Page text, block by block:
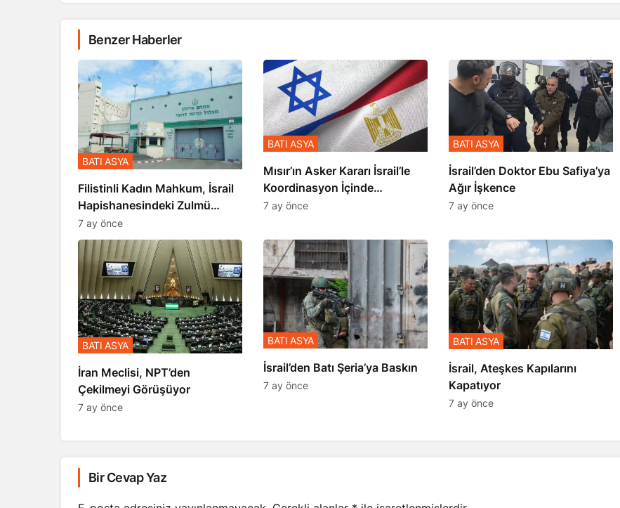
Benzer Haberler
Filistinli Kadın Mahkum, İsrail
Hapishanesindeki Zulmü
Anlattı
BATI ASYA
7 ay önce
Mısır’ın Asker Kararı İsrail’le
Koordinasyon İçinde
Gerçekleşmiş
BATI ASYA
7 ay önce
İsrail’den Doktor Ebu Safiya’ya
Ağır İşkence
BATI ASYA
7 ay önce
İran Meclisi, NPT’den
Çekilmeyi Görüşüyor
BATI ASYA
7 ay önce
​​​​​​​İsrail’den Batı Şeria’ya Baskın
BATI ASYA
7 ay önce
İsrail, Ateşkes Kapılarını
Kapatıyor
BATI ASYA
7 ay önce
Bir Cevap Yaz